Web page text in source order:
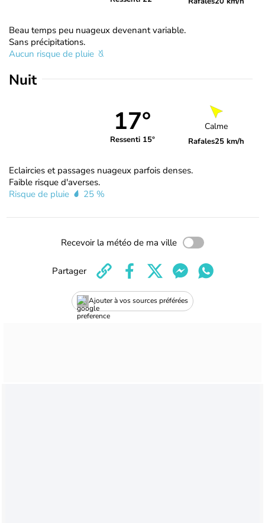
Beau temps peu nuageux devenant variable.
Sans précipitations.
Aucun risque de pluie
Nuit
17°
Ressenti 15°
Calme
Rafales25 km/h
Eclaircies et passages nuageux parfois denses.
Faible risque d'averses.
Risque de pluie
25 %
Recevoir la météo de ma ville
Ajouter à vos sources préférées
Partager